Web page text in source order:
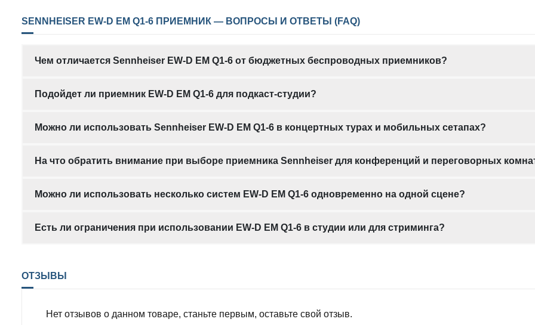
SENNHEISER EW-D EM Q1-6 ПРИЕМНИК — ВОПРОСЫ И ОТВЕТЫ (FAQ)
Чем отличается Sennheiser EW-D EM Q1-6 от бюджетных беспроводных приемников?
Подойдет ли приемник EW-D EM Q1-6 для подкаст-студии?
Можно ли использовать Sennheiser EW-D EM Q1-6 в концертных турах и мобильных сетапах?
На что обратить внимание при выборе приемника Sennheiser для конференций и переговорных
Можно ли использовать несколько систем EW-D EM Q1-6 одновременно на одной сцене?
Есть ли ограничения при использовании EW-D EM Q1-6 в студии или для стриминга?
ОТЗЫВЫ
Нет отзывов о данном товаре, станьте первым, оставьте свой отзыв.